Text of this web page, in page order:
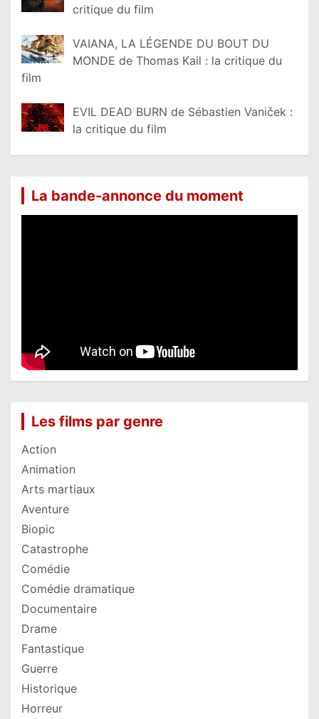
critique du film
VAIANA, LA LÉGENDE DU BOUT DU
MONDE de Thomas Kail : la critique du
film
EVIL DEAD BURN de Sébastien Vaniček :
la critique du film
La bande-annonce du moment
Les films par genre
Action
Animation
Arts martiaux
Aventure
Biopic
Catastrophe
Comédie
Comédie dramatique
Documentaire
Drame
Fantastique
Guerre
Historique
Horreur